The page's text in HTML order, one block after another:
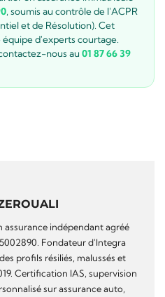
, soumis au contrôle de l'ACPR
et de Résolution). Cet
d'experts courtage.
nous au 01 87 66 39
assurance indépendant agréé
Fondateur d'Integra
profils résiliés, malussés et
Certification IAS, supervision
sur assurance auto,